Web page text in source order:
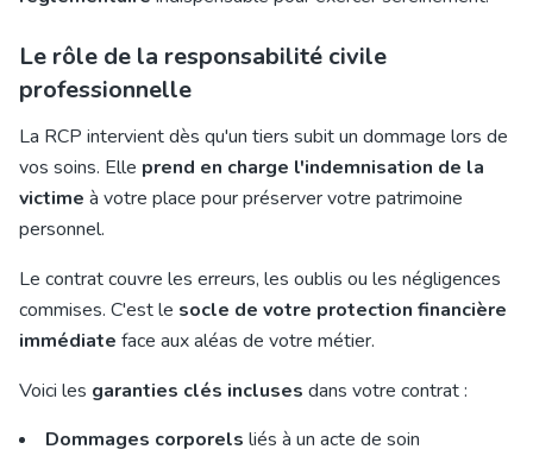
Le rôle de la responsabilité civile
professionnelle
La RCP intervient dès qu'un tiers subit un dommage lors de
vos soins. Elle prend en charge l'indemnisation de la
victime à votre place pour préserver votre patrimoine
personnel.
Le contrat couvre les erreurs, les oublis ou les négligences
commises. C'est le socle de votre protection financière
immédiate face aux aléas de votre métier.
Voici les garanties clés incluses dans votre contrat :
Dommages corporels liés à un acte de soin